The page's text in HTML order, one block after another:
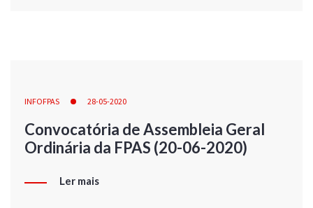
INFOFPAS 28-05-2020
Convocatória de Assembleia Geral
Ordinária da FPAS (20-06-2020)
Ler mais